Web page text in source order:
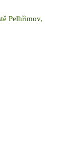
Pelhřimov,